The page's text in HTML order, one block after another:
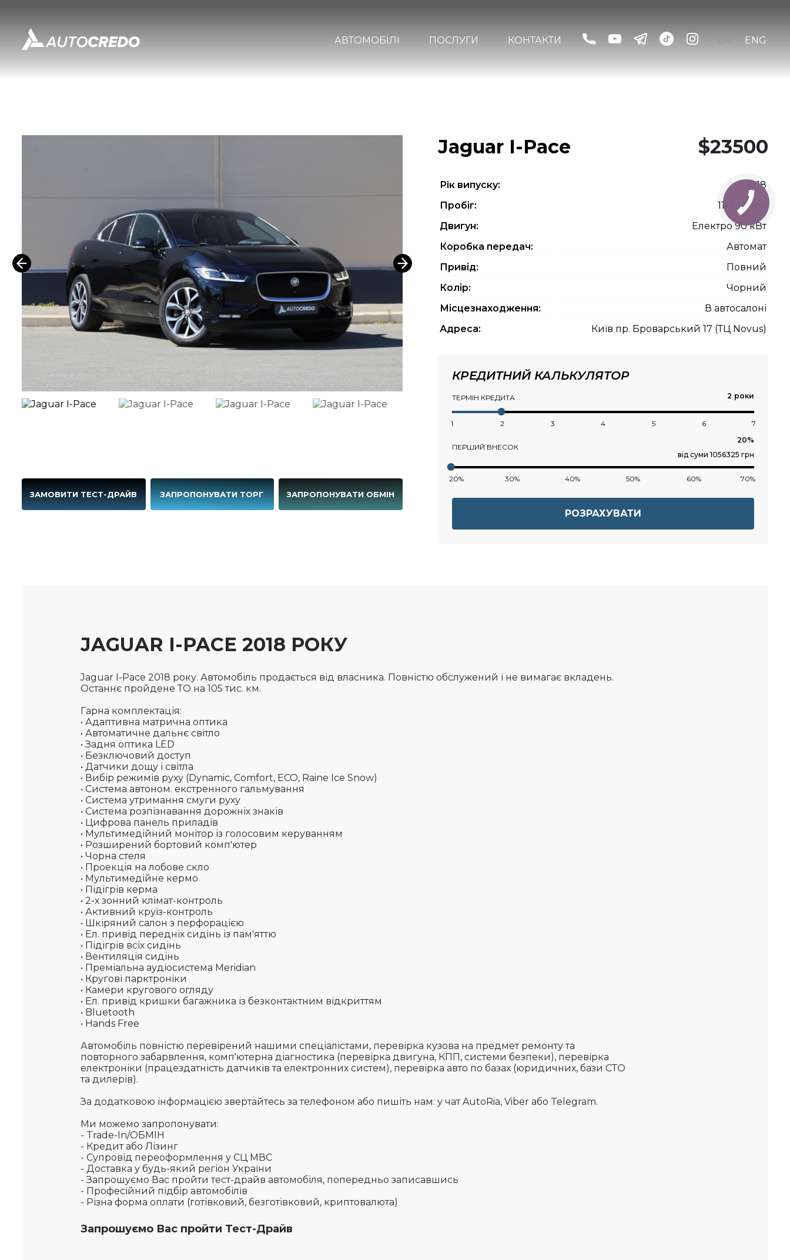
АВТОМОБІЛІ ПОСЛУГИ КОНТАКТИ ENG
ЗАМОВИТИ ТЕСТ-ДРАЙВ ЗАПРОПОНУВАТИ ТОРГ ЗАПРОПОНУВАТИ ОБМІН
Jaguar I-Pace $23500
Рiк випуску:
2018
Пробіг:
111 тис. км.
Двигун:
Електро 90 кВт
Коробка передач:
Автомат
Привід:
Повний
Колір:
Чорний
Місцезнаходження:
В автосалоні
Адреса:
Київ пр. Броварський 17 (ТЦ Novus)
КРЕДИТНИЙ КАЛЬКУЛЯТОР
ТЕРМІН КРЕДИТА роки
1 2 3 4 5 6 7
ПЕРШИЙ ВНЕСОК
від суми 1056325 грн
20% 30% 40% 50% 60% 70%
РОЗРАХУВАТИ
JAGUAR I-PACE 2018 РОКУ
Jaguar I-Pace 2018 року. Автомобіль продається від власника. Повністю обслужений і не вимагає вкладень.
Останнє пройдене ТО на 105 тис. км.
Гарна комплектація:
• Адаптивна матрична оптика
• Автоматичне дальнє світло
• Задня оптика LED
• Безключовий доступ
• Датчики дощу і світла
• Вибір режимів руху (Dynamic, Comfort, ECO, Raine Ice Snow)
• Система автоном. екстренного гальмування
• Система утримання смуги руху
• Система розпізнавання дорожніх знаків
• Цифрова панель приладів
• Мультимедійний монітор із голосовим керуванням
• Розширений бортовий комп'ютер
• Чорна стеля
• Проекція на лобове скло
• Мультимедійне кермо
• Підігрів керма
• 2-х зонний клімат-контроль
• Активний круїз-контроль
• Шкіряний салон з перфорацією
• Ел. привід передніх сидінь із пам'яттю
• Підігрів всіх сидінь
• Вентиляція сидінь
• Преміальна аудіосистема Meridian
• Кругові парктроніки
• Камери кругового огляду
• Ел. привід кришки багажника із безконтактним відкриттям
• Bluetooth
• Hands Free
Автомобіль повністю перевірений нашими спеціалістами, перевірка кузова на предмет ремонту та
повторного забарвлення, комп'ютерна діагностика (перевірка двигуна, КПП, системи безпеки), перевірка
електроніки (працездатність датчиків та електронних систем), перевірка авто по базах (юридичних, бази СТО
та дилерів).
За додатковою інформацією звертайтесь за телефоном або пишіть нам: у чат AutoRia, Viber або Telegram.
Ми можемо запропонувати:
- Trade-In/ОБМІН
- Кредит або Лізинг
- Супровід переоформлення у СЦ МВС
- Доставка у будь-який регіон України
- Запрошуємо Вас пройти тест-драйв автомобіля, попередньо записавшись
- Професійний підбір автомобілів
- Різна форма оплати (готівковий, безготівковий, криптовалюта)
Запрошуємо Вас пройти Тест-Драйв